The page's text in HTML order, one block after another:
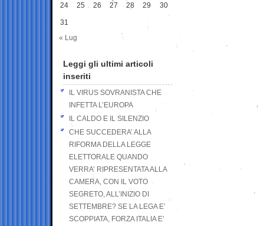
24 25 26 27 28 29 30
31
« Lug
Leggi gli ultimi articoli
inseriti
IL VIRUS SOVRANISTA CHE
INFETTA L’EUROPA
IL CALDO E IL SILENZIO
CHE SUCCEDERA’ ALLA
RIFORMA DELLA LEGGE
ELETTORALE QUANDO
VERRA’ RIPRESENTATA ALLA
CAMERA, CON IL VOTO
SEGRETO, ALL’INIZIO DI
SETTEMBRE? SE LA LEGA E’
SCOPPIATA, FORZA ITALIA E’